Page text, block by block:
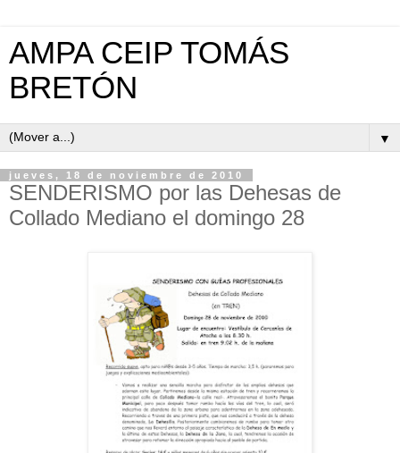
AMPA CEIP TOMÁS
BRETÓN
▼
jueves, 18 de noviembre de 2010
SENDERISMO por las Dehesas de
Collado Mediano el domingo 28